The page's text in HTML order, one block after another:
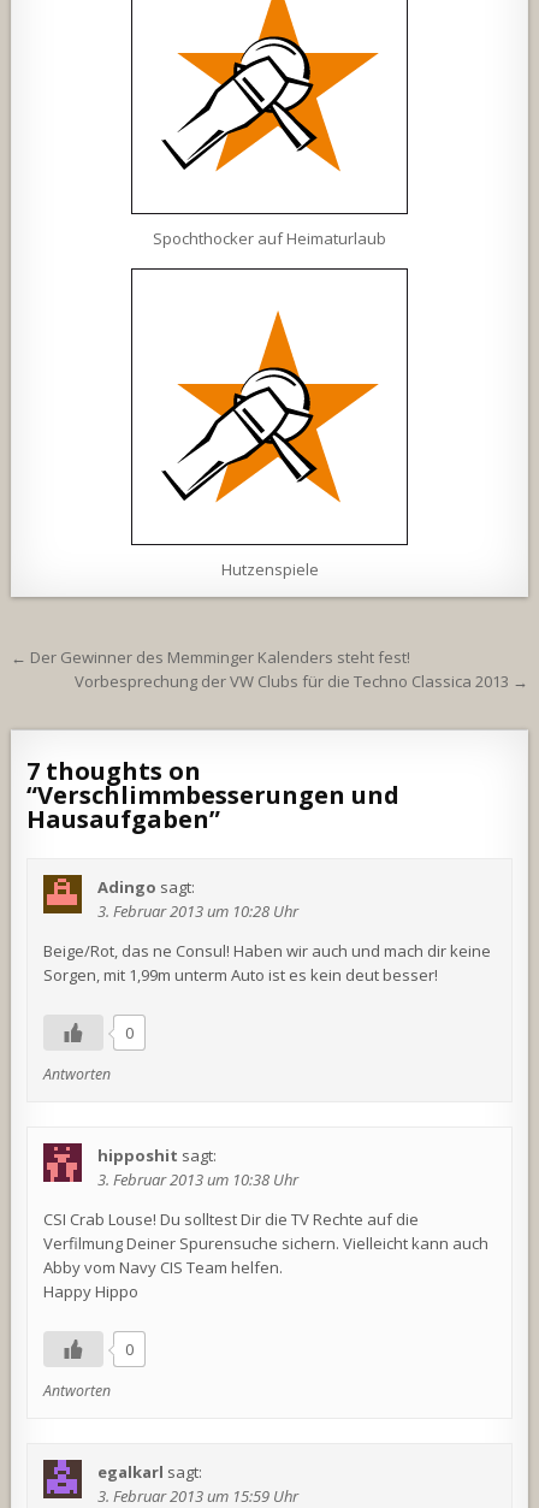
Spochthocker auf Heimaturlaub
Hutzenspiele
Beitragsnavigation
← Der Gewinner des Memminger Kalenders steht fest!
Vorbesprechung der VW Clubs für die Techno Classica 2013 →
7 thoughts on
“Verschlimmbesserungen und
Hausaufgaben”
Adingo sagt:
3. Februar 2013 um 10:28 Uhr
Beige/Rot, das ne Consul! Haben wir auch und mach dir keine
Sorgen, mit 1,99m unterm Auto ist es kein deut besser!
0
Antworten
hipposhit sagt:
3. Februar 2013 um 10:38 Uhr
CSI Crab Louse! Du solltest Dir die TV Rechte auf die
Verfilmung Deiner Spurensuche sichern. Vielleicht kann auch
Abby vom Navy CIS Team helfen.
Happy Hippo
0
Antworten
egalkarl sagt:
3. Februar 2013 um 15:59 Uhr